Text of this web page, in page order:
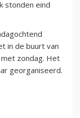
stonden eind
in de buurt van
zondag. Het
georganiseerd.